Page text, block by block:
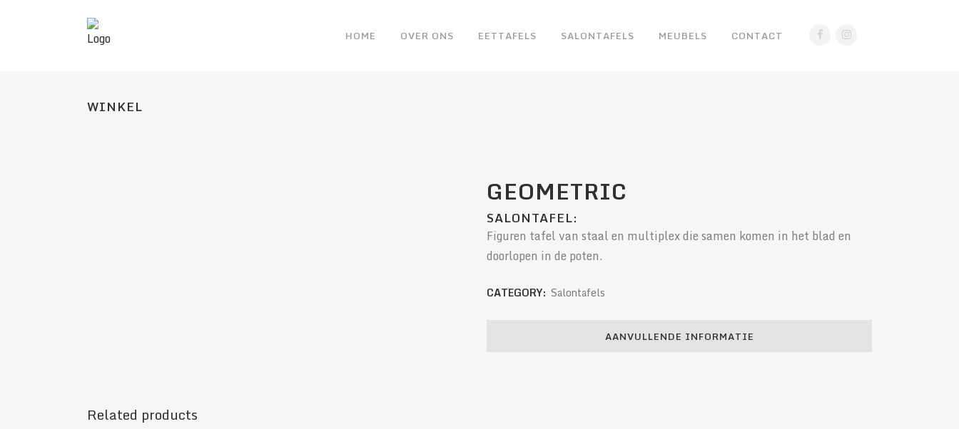
HOME OVER ONS EETTAFELS SALONTAFELS MEUBELS CONTACT
WINKEL
GEOMETRIC
SALONTAFEL:
Figuren tafel van staal en multiplex die samen komen in het blad en
doorlopen in de poten.
CATEGORY: Salontafels
AANVULLENDE INFORMATIE
Related products